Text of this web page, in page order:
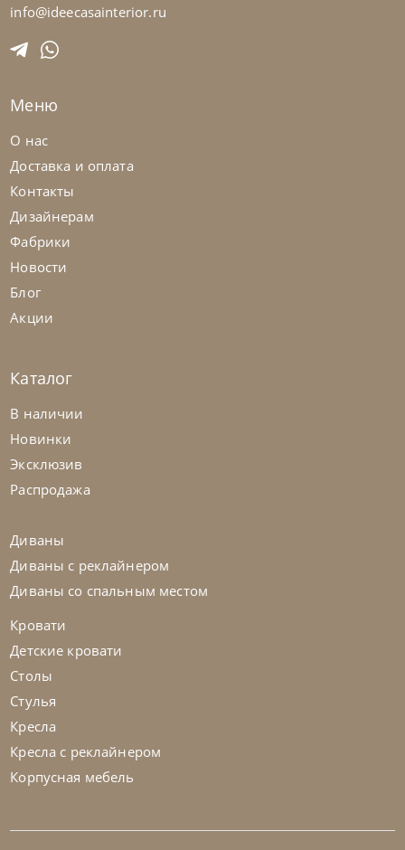
Стул Nata
Bontempi
Стул Shape
Стул Sveva
info@ideecasainterior.ru
Меню
О нас
Доставка и оплата
Контакты
Дизайнерам
Фабрики
Новости
Блог
Акции
Каталог
В наличии
Новинки
Эксклюзив
Распродажа
Диваны
Диваны с реклайнером
Диваны со спальным местом
Кровати
Детские кровати
Столы
Стулья
Кресла
Кресла с реклайнером
Корпусная мебель